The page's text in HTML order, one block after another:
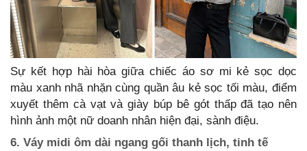
Sự kết hợp hài hòa giữa chiếc áo sơ mi kẻ sọc dọc
màu xanh nhã nhặn cùng quần âu kẻ sọc tối màu, điểm
xuyết thêm cà vạt và giày búp bê gót thấp đã tạo nên
hình ảnh một nữ doanh nhân hiện đại, sành điệu.
6. Váy midi ôm dài ngang gối thanh lịch, tinh tế